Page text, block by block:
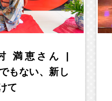
満恵さん |
もない、新し
て